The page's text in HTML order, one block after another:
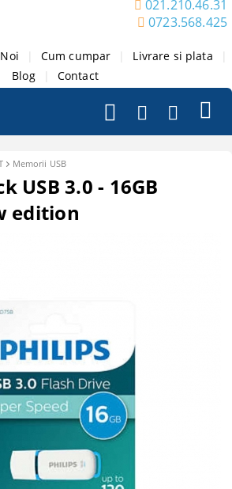
021.210.46.31
0723.568.425
Cum cumpar Livrare si plata
Blog
Contact
Memorii USB
USB 3.0 - 16GB
edition